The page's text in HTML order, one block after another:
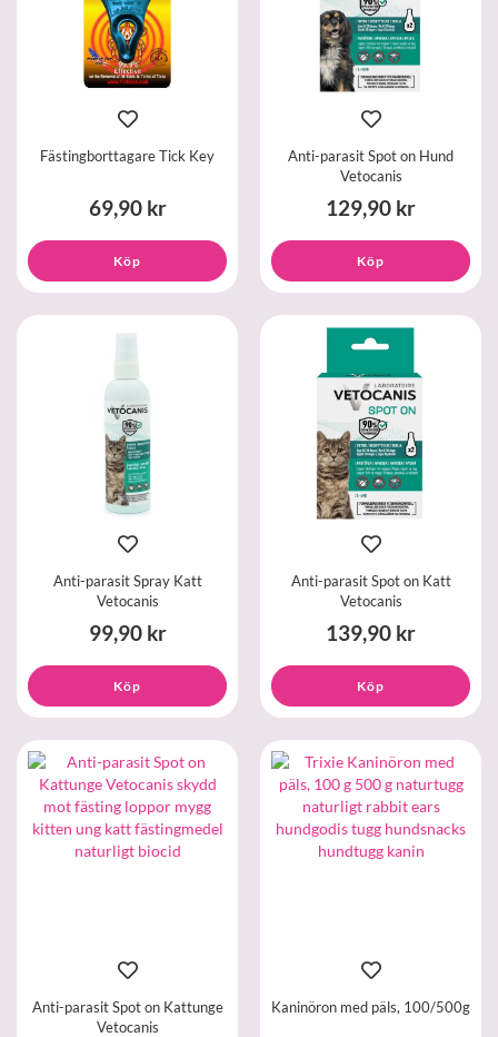
Fästingborttagare Tick Key
69,90 kr
Köp
Anti-parasit Spot on Hund
Vetocanis
129,90 kr
Köp
Anti-parasit Spray Katt
Vetocanis
99,90 kr
Köp
Anti-parasit Spot on Katt
Vetocanis
139,90 kr
Köp
Anti-parasit Spot on Kattunge
Vetocanis
Kaninöron med päls, 100/500g